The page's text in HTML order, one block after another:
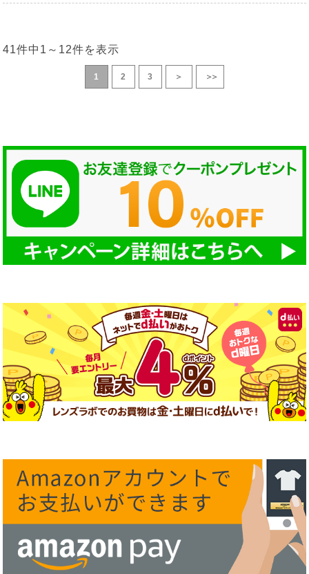
41件中 1 ～ 12件を表示
1 2 3 ＞ ＞＞